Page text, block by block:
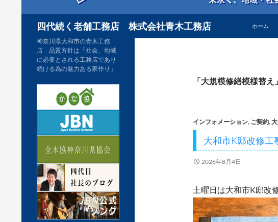
四代続く老舗工務店 株式会社青木工務店 ホーム
「大規模修繕模様替
インフォメーション, ご契約,
大和市K邸改修工
2026年8月4日
土曜日は大和市K邸改
神奈川県大和市の青木工務
店 品質方針は「社会、地域
に必要とされる工務店であり
続ける為の魅力ある家作り」